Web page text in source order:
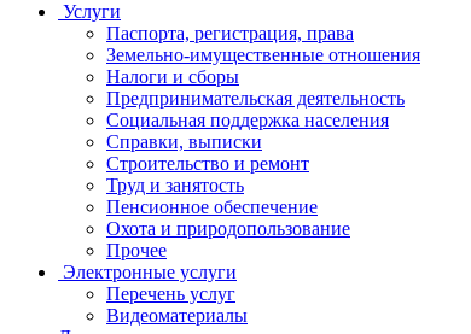
Услуги
Паспорта, регистрация, права
Земельно-имущественные отношения
Налоги и сборы
Предпринимательская деятельность
Социальная поддержка населения
Справки, выписки
Строительство и ремонт
Труд и занятость
Пенсионное обеспечение
Охота и природопользование
Прочее
Электронные услуги
Перечень услуг
Видеоматериалы